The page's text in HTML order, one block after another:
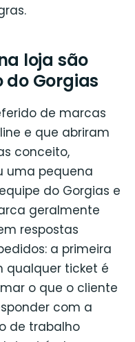
loja são
Gorgias
de marcas
e que abriram
conceito,
uma pequena
do Gorgias e
geralmente
respostas
a primeira
qualquer ticket é
o que o cliente
com a
de trabalho